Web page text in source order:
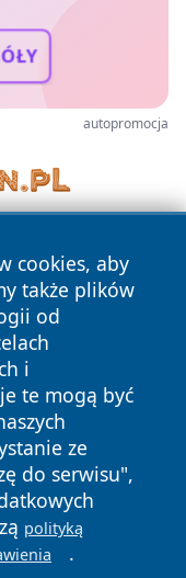
autopromocja
cookies, aby
także plików
od
i
te mogą być
ze
do serwisu",
polityką
.
prawa zastrzeżone.
Polityka
Cookies